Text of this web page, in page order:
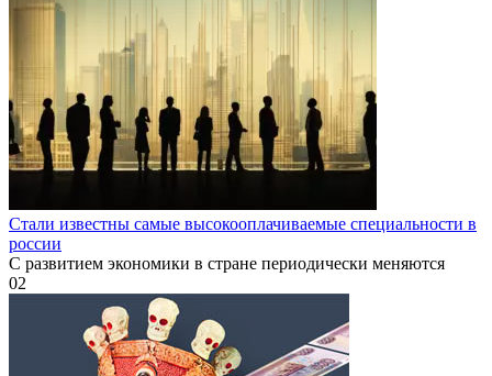
Стали известны самые высокооплачиваемые специальности в
россии
С развитием экономики в стране периодически меняются
02